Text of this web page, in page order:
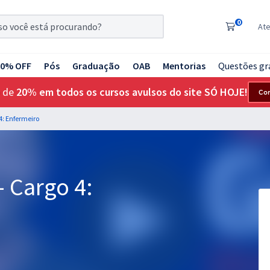
0
OFF Pós Graduação OAB Mentorias Questões
de 20% em todos os cursos avulsos do site SÓ HOJE!
Enfermeiro
Cargo 4: